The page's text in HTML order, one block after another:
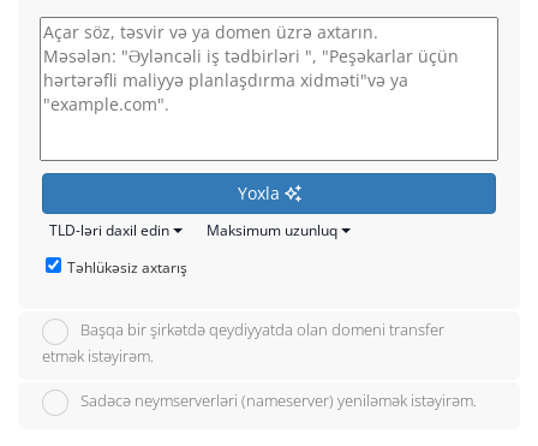
Yoxla
TLD-ləri daxil edin
Maksimum uzunluq
Təhlükəsiz axtarış
Başqa bir şirkətdə qeydiyyatda olan domeni transfer
etmək istəyirəm.
Sadəcə neymserverləri (nameserver) yeniləmək istəyirəm.